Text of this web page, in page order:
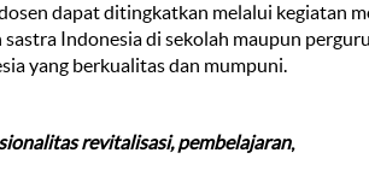
dapat ditingkatkan melalui kegiatan
sastra Indonesia di sekolah maupun
yang berkualitas dan mumpuni.
revitalisasi, pembelajaran,